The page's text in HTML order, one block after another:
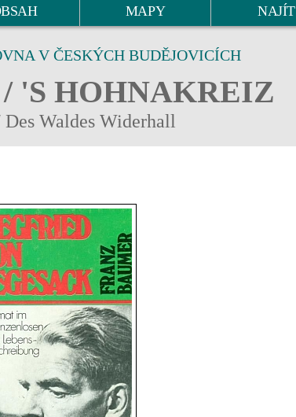
MAPY NAJÍT
V ČESKÝCH BUDĚJOVICÍCH
'S HOHNAKREIZ
Waldes Widerhall